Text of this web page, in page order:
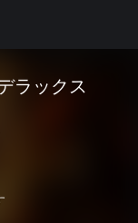
ラックス